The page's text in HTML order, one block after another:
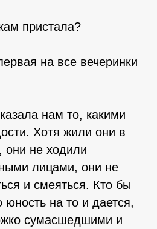
пристала?
на все вечеринки
нам то, какими
Хотя жили они в
они не ходили
лицами, они не
и смеяться. Кто бы
юность на то и дается,
сумасшедшими и